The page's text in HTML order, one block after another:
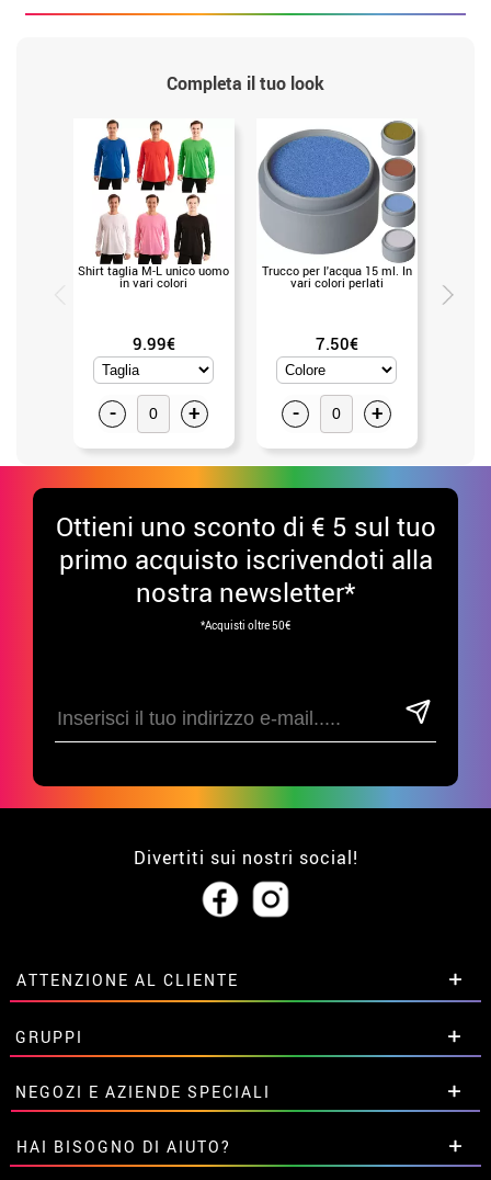
Completa il tuo look
Shirt taglia M-L unico uomo
in vari colori
9.99€
- +
Trucco per l'acqua 15 ml. In
vari colori perlati
7.50€
- +
Ottieni uno sconto di € 5 sul tuo
primo acquisto iscrivendoti alla
nostra newsletter*
*Acquisti oltre 50€
Divertiti sui nostri social!
ATTENZIONE AL CLIENTE
• Su di noi
• Condizioni di vendita
• Avviso legale privacy
• Attenzione al cliente
• Utilizzo dei cookies
•Impostazioni dei cookie
GRUPPI
Sconti speciali per gruppi.
Contattaci qui
NEGOZI E AZIENDE SPECIALI
Sconti speciali per gruppi.
Contattaci qui
HAI BISOGNO DI AIUTO?